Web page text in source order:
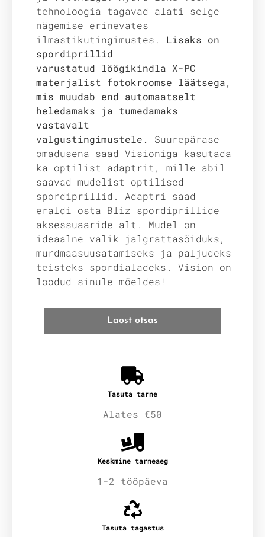
tehnoloogia tagavad alati selge
nägemise erinevates
ilmastikutingimustes. Lisaks on
spordiprillid
varustatud löögikindla X-PC
materjalist fotokroomse läätsega,
mis muudab end automaatselt
heledamaks ja tumedamaks
vastavalt
valgustingimustele.
Suurepärase
omadusena saad Visioniga kasutada
ka optilist adaptrit, mille abil
saavad mudelist optilised
spordiprillid. Adaptri saad
eraldi osta Bliz spordiprillide
aksessuaaride alt. Mudel on
ideaalne valik jalgrattasõiduks,
murdmaasuusatamiseks ja paljudeks
teisteks spordialadeks. Vision on
loodud sinule mõeldes!
Laost otsas
Tasuta tarne
Alates €50
Keskmine tarneaeg
1-2 tööpäeva
Tasuta tagastus